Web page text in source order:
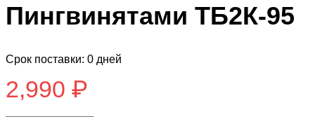
Пингвинятами ТБ2К-95
Срок поставки: 0 дней
2,990 ₽